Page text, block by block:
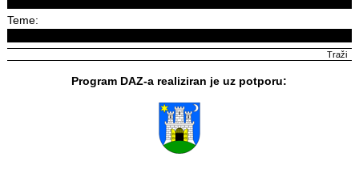
Teme:
Program DAZ-a realiziran je uz potporu: